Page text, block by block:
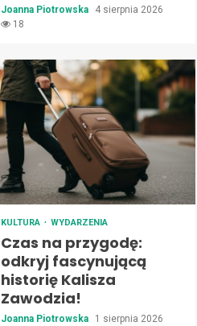
Joanna Piotrowska
4 sierpnia 2026
18
KULTURA WYDARZENIA
Czas na przygodę:
odkryj fascynującą
historię Kalisza
Zawodzia!
Joanna Piotrowska
1 sierpnia 2026